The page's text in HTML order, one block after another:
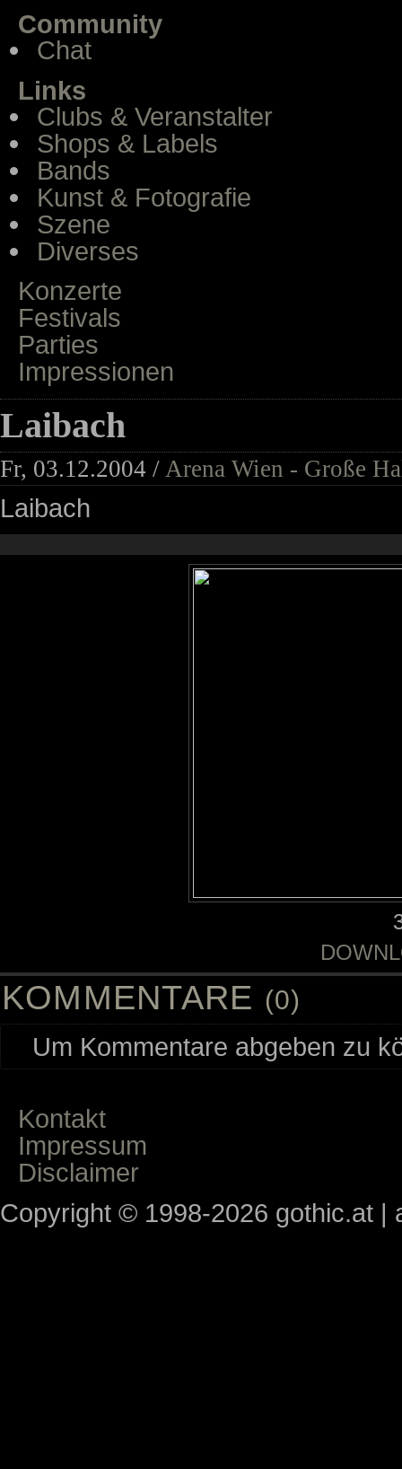
Community
Chat
Links
Clubs & Veranstalter
Shops & Labels
Bands
Kunst & Fotografie
Szene
Diverses
Konzerte
Festivals
Parties
Impressionen
Laibach
Fr, 03.12.2004 / Arena Wien - Große
Laibach
KOMMENTARE (0)
Um Kommentare abgeben zu
Kontakt
Impressum
Disclaimer
Copyright © 1998-2026 gothic.at |